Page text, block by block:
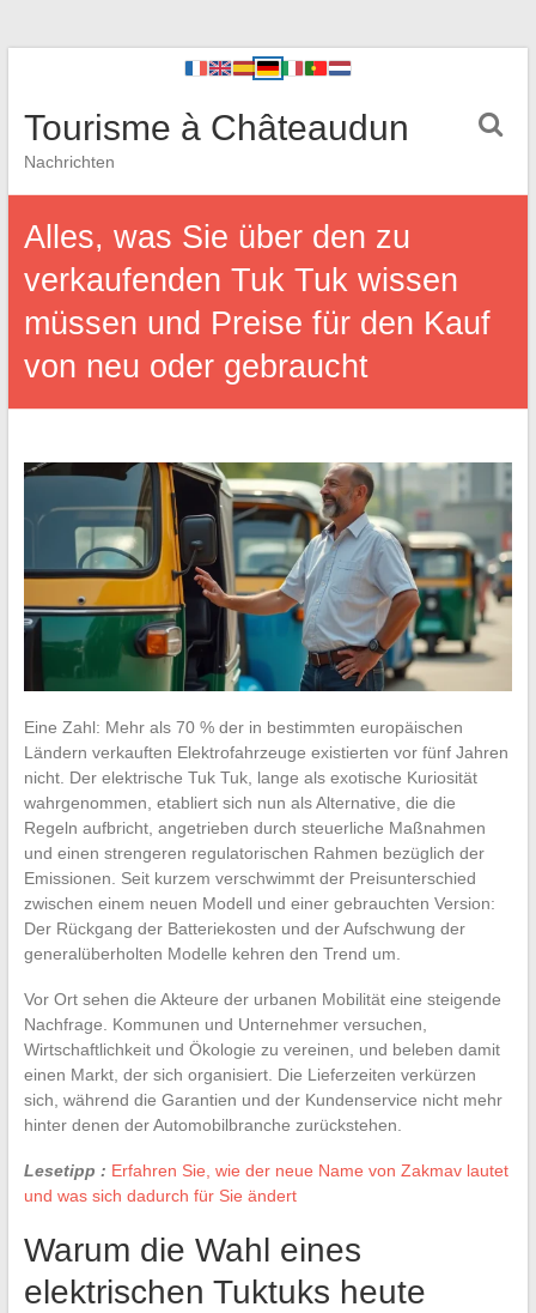
Tourisme à Châteaudun
Nachrichten
Alles, was Sie über den zu
verkaufenden Tuk Tuk wissen
müssen und Preise für den Kauf
von neu oder gebraucht
Eine Zahl: Mehr als 70 % der in bestimmten europäischen
Ländern verkauften Elektrofahrzeuge existierten vor fünf Jahren
nicht. Der elektrische Tuk Tuk, lange als exotische Kuriosität
wahrgenommen, etabliert sich nun als Alternative, die die
Regeln aufbricht, angetrieben durch steuerliche Maßnahmen
und einen strengeren regulatorischen Rahmen bezüglich der
Emissionen. Seit kurzem verschwimmt der Preisunterschied
zwischen einem neuen Modell und einer gebrauchten Version:
Der Rückgang der Batteriekosten und der Aufschwung der
generalüberholten Modelle kehren den Trend um.
Vor Ort sehen die Akteure der urbanen Mobilität eine steigende
Nachfrage. Kommunen und Unternehmer versuchen,
Wirtschaftlichkeit und Ökologie zu vereinen, und beleben damit
einen Markt, der sich organisiert. Die Lieferzeiten verkürzen
sich, während die Garantien und der Kundenservice nicht mehr
hinter denen der Automobilbranche zurückstehen.
Lesetipp : Erfahren Sie, wie der neue Name von Zakmav lautet
und was sich dadurch für Sie ändert
Warum die Wahl eines
elektrischen Tuktuks heute